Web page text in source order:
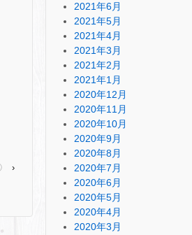
›
2021年6月
2021年5月
2021年4月
2021年3月
2021年2月
2021年1月
2020年12月
2020年11月
2020年10月
2020年9月
2020年8月
2020年7月
2020年6月
2020年5月
2020年4月
2020年3月